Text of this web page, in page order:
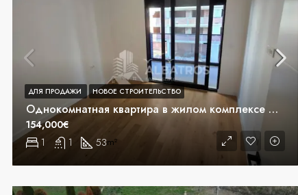
Однокомнатная квартира в жилом комплексе K Residence
1 1 53m²
154,000€
ДЛЯ ПРОДАЖИ НОВОЕ СТРОИТЕЛЬСТВО